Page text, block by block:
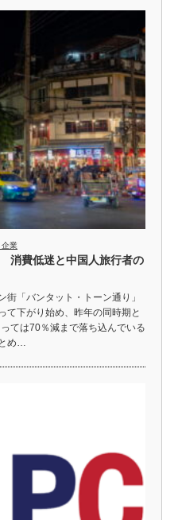
企業
消費低迷と中国人旅行者の
街「バンタット・トーン通り」
て下がり始め、昨年の同時期と
ては70％減まで落ち込んでいる
め…